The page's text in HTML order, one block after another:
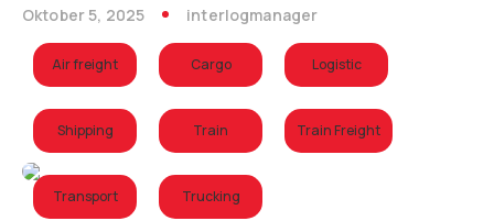
Oktober 5, 2025 interlogmanager
Air freight Cargo Logistic
Shipping Train Train Freight
Transport Trucking